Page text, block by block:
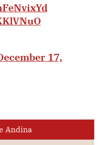
17,
Andina